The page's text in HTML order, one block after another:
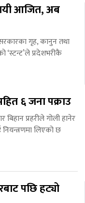
आजित, अब
गृह, कानुन तथा
‘स्टन्ट’ले प्रदेशभरीकै
६ जना पक्राउ
बिहान प्रहरीले गोली हानेर
लिएको छ
पछि हट्यो